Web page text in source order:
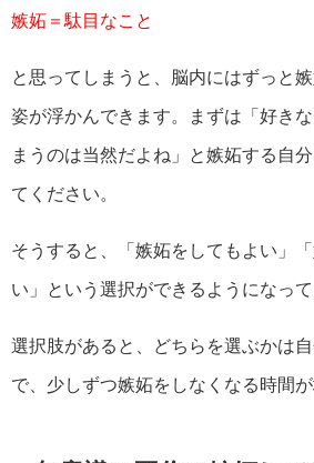
嫉妬＝駄目なこと
と思ってしまうと、脳内にはずっと
姿が浮かんできます。まずは「好きな
まうのは当然だよね」と嫉妬する自
てください。
そうすると、「嫉妬をしてもよい」
い」という選択ができるようになって
選択肢があると、どちらを選ぶかは
で、少しずつ嫉妬をしなくなる時間が